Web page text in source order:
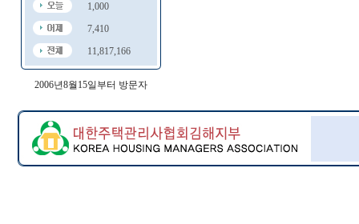
1,000
7,410
11,817,166
2006년8월15일부터 방문자